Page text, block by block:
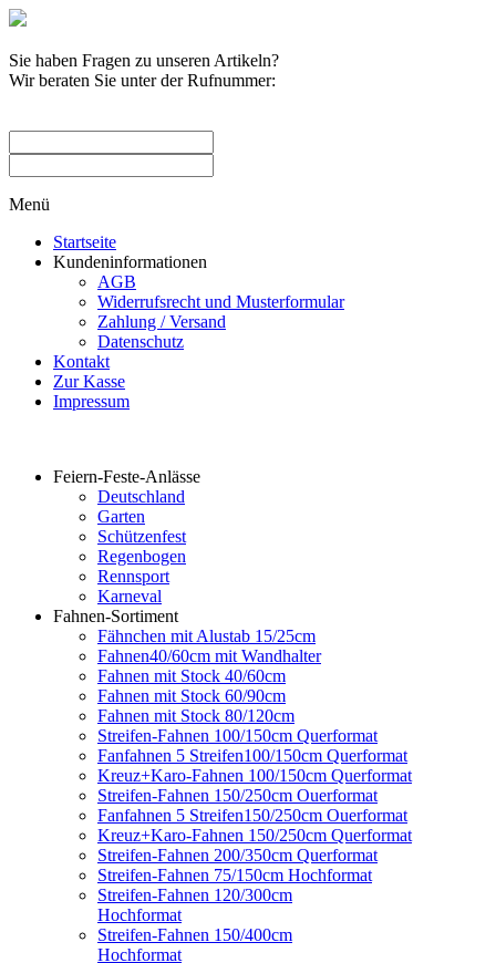
Sie haben Fragen zu unseren Artikeln?
Wir beraten Sie unter der Rufnummer:
Menü
Startseite
Kundeninformationen
AGB
Widerrufsrecht und Musterformular
Zahlung / Versand
Datenschutz
Kontakt
Zur Kasse
Impressum
Feiern-Feste-Anlässe
Deutschland
Garten
Schützenfest
Regenbogen
Rennsport
Karneval
Fahnen-Sortiment
Fähnchen mit Alustab 15/25cm
Fahnen40/60cm mit Wandhalter
Fahnen mit Stock 40/60cm
Fahnen mit Stock 60/90cm
Fahnen mit Stock 80/120cm
Streifen-Fahnen 100/150cm Querformat
Fanfahnen 5 Streifen100/150cm Querformat
Kreuz+Karo-Fahnen 100/150cm Querformat
Streifen-Fahnen 150/250cm Ouerformat
Fanfahnen 5 Streifen150/250cm Ouerformat
Kreuz+Karo-Fahnen 150/250cm Querformat
Streifen-Fahnen 200/350cm Querformat
Streifen-Fahnen 75/150cm Hochformat
Streifen-Fahnen 120/300cm
Hochformat
Streifen-Fahnen 150/400cm
Hochformat